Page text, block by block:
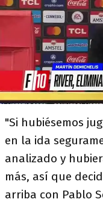
"Si hubiésemos
en la ida
analizado y
más, así que
arriba con Pablo